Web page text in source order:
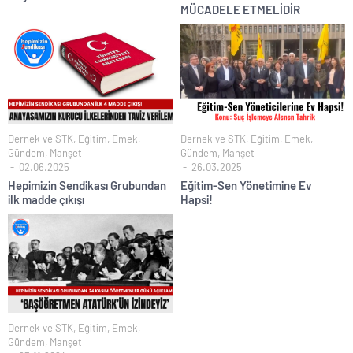
MÜCADELE ETMELİDİR
Dernek ve STK, Eğitim, Emek,
Gündem, Manşet
02.06.2025
Hepimizin Sendikası Grubundan
ilk madde çıkışı
Dernek ve STK, Eğitim, Emek,
Gündem, Manşet
26.03.2025
Eğitim-Sen Yönetimine Ev
Hapsi!
Dernek ve STK, Eğitim, Emek,
Gündem, Manşet